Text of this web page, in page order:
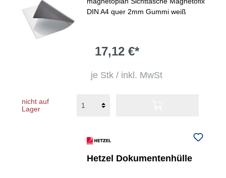
DIN A4 quer 2mm Gummi weiß
17,12 €*
je Stk / inkl. MwSt
nicht auf
Lager
Hetzel Dokumentenhülle